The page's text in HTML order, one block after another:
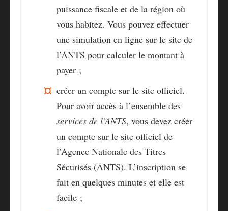
puissance fiscale et de la région où
vous habitez. Vous pouvez effectuer
une simulation en ligne sur le site de
l’ANTS pour calculer le montant à
payer ;
créer un compte sur le site officiel.
Pour avoir accès à l’ensemble des
services de l’ANTS, vous devez créer
un compte sur le site officiel de
l’Agence Nationale des Titres
Sécurisés (ANTS). L’inscription se
fait en quelques minutes et elle est
facile ;